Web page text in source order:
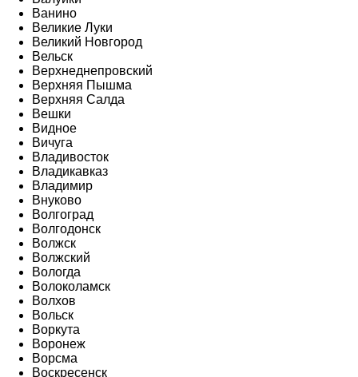
Ванино
Великие Луки
Великий Новгород
Вельск
Верхнеднепровский
Верхняя Пышма
Верхняя Салда
Вешки
Видное
Вичуга
Владивосток
Владикавказ
Владимир
Внуково
Волгоград
Волгодонск
Волжск
Волжский
Вологда
Волоколамск
Волхов
Вольск
Воркута
Воронеж
Ворсма
Воскресенск